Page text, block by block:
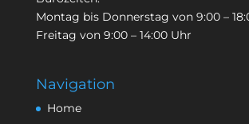
Montag bis Donnerstag von 9:00 –
Freitag von 9:00 – 14:00 Uhr
Navigation
Home